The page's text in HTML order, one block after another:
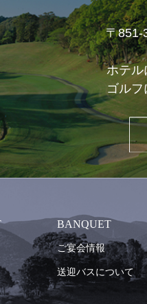
〒
ホテル
ゴル
BANQUET
ご宴会情報
送迎バスについて